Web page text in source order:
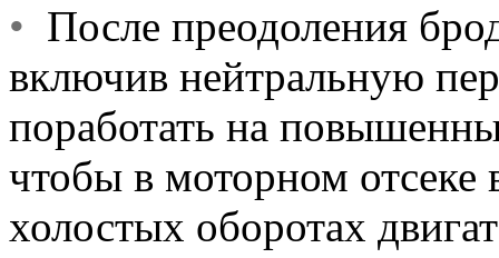
• После преодоления
включив нейтральную
поработать на
чтобы в моторном отсеке
холостых оборотах